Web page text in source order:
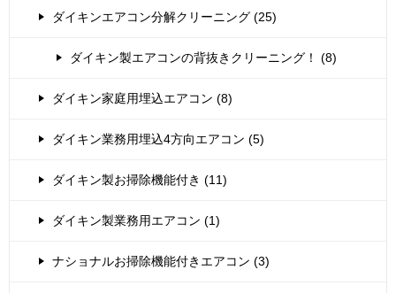
ダイキンエアコン分解クリーニング (25)
ダイキン製エアコンの背抜きクリーニング！ (8)
ダイキン家庭用埋込エアコン (8)
ダイキン業務用埋込4方向エアコン (5)
ダイキン製お掃除機能付き (11)
ダイキン製業務用エアコン (1)
ナショナルお掃除機能付きエアコン (3)